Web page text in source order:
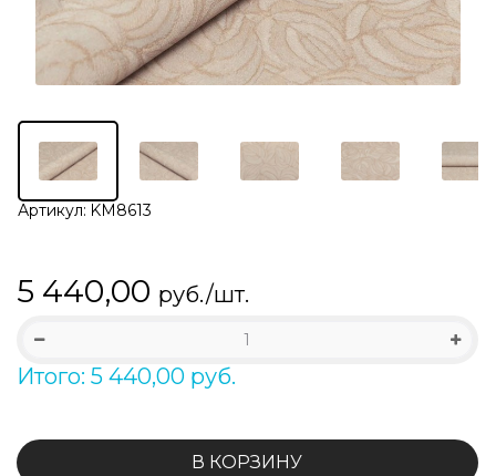
Артикул: KM8613
5 440,00 руб./шт.
Итого: 5 440,00 руб.
В КОРЗИНУ